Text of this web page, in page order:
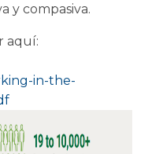
y compasiva.
aquí:
in-the-